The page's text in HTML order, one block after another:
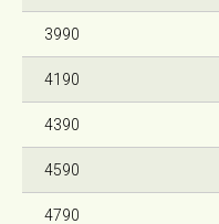
3990
4190
4390
4590
4790